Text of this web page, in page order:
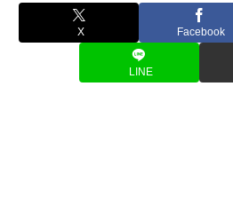
X Facebook
LINE